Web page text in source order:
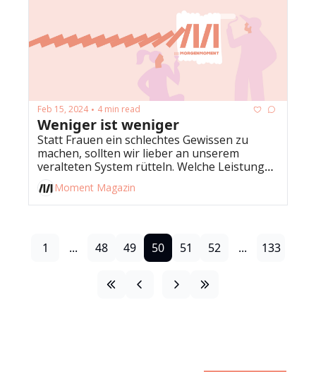
Feb 15, 2024 • 4 min read
Statt Frauen ein schlechtes Gewissen zu
machen, sollten wir lieber an unserem
veralteten System rütteln. Welche Leistungen
wie wenig wert sind, zeigt dir der heutige
Morgenmoment.
Moment Magazin
1 ... 48 49 50 51 52 ... 133